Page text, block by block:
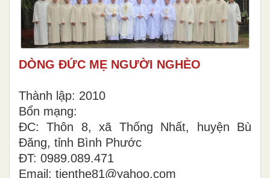
DÒNG ĐỨC MẸ NGƯỜI NGHÈO
Thành lập: 2010
Bổn mạng:
ĐC: Thôn 8, xã Thống Nhất, huyện Bù
Đăng, tỉnh Bình Phước
ĐT: 0989.089.471
Email: tienthe81@yahoo.com